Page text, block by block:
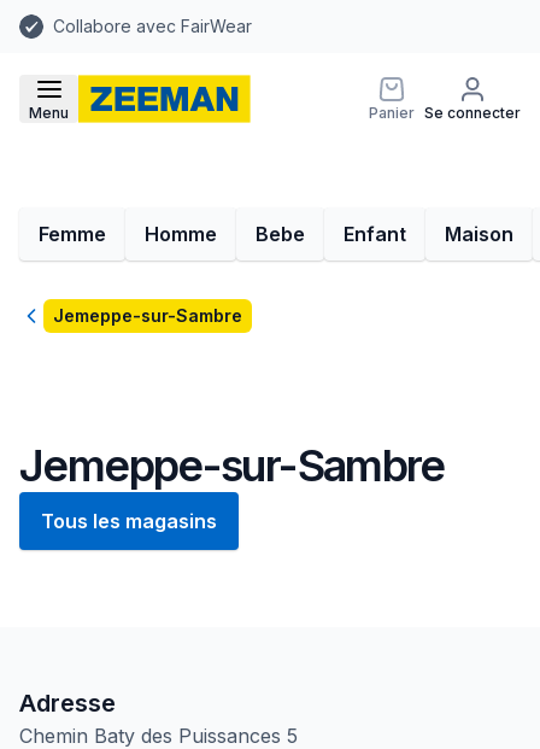
Collabore avec FairWear
Menu Panier Se connecter
Femme Homme Bebe Enfant Maison
RetourJemeppe-sur-Sambre
Jemeppe-sur-Sambre
Tous les magasins
Adresse
Chemin Baty des Puissances 5